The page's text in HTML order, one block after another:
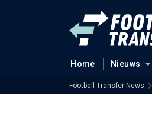
Home Nieuws
Football Transfer News